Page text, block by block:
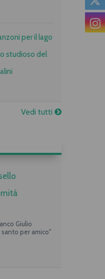
Il bottino di Natale
per il lago
studioso del
Vedi tutti
Giulio
santo per amico"